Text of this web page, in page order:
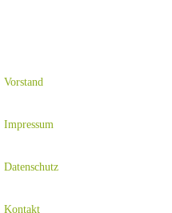
Vorstand
Impressum
Datenschutz
Kontakt